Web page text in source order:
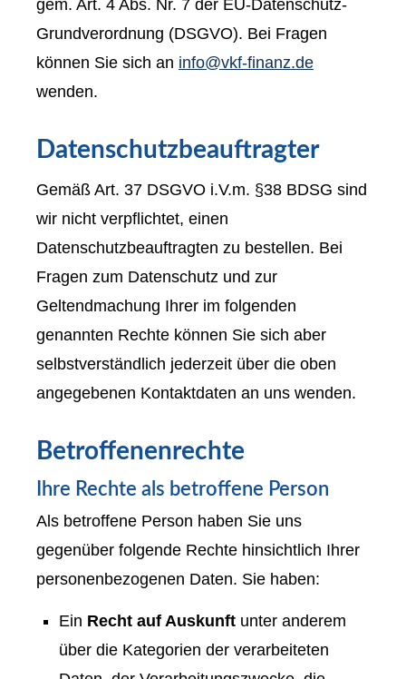
gem. Art. 4 Abs. Nr. 7 der EU-Datenschutz-
Grundverordnung (DSGVO). Bei Fragen
können Sie sich an info@vkf-finanz.de
wenden.
Datenschutzbeauftragter
Gemäß Art. 37 DSGVO i.V.m. §38 BDSG sind
wir nicht verpflichtet, einen
Datenschutzbeauftragten zu bestellen. Bei
Fragen zum Datenschutz und zur
Geltendmachung Ihrer im folgenden
genannten Rechte können Sie sich aber
selbstverständlich jederzeit über die oben
angegebenen Kontaktdaten an uns wenden.
Betroffenenrechte
Ihre Rechte als betroffene Person
Als betroffene Person haben Sie uns
gegenüber folgende Rechte hinsichtlich Ihrer
personenbezogenen Daten. Sie haben:
Ein Recht auf Auskunft unter anderem
über die Kategorien der verarbeiteten